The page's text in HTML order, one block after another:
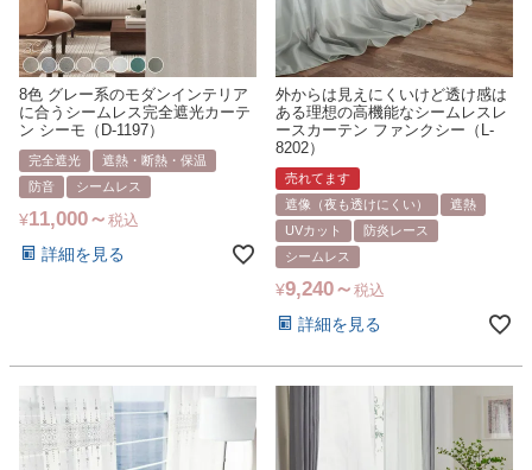
8色 グレー系のモダンインテリア
に合うシームレス完全遮光カーテ
ン シーモ（D-1197）
完全遮光
遮熱・断熱・保温
防音
シームレス
¥11,000 税込
詳細を見る
外からは見えにくいけど透け感は
ある理想の高機能なシームレスレ
ースカーテン ファンクシー（L-
8202）
売れてます
遮像（夜も透けにくい）
遮熱
UVカット
防炎レース
シームレス
¥9,240 税込
詳細を見る